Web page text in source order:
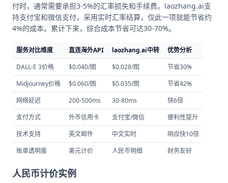
付时，通常需要承担3-5%的汇率损失和手续费。laozhang.ai支
持支付宝和微信支付，采用实时汇率结算，仅此一项就能节省约
4%的成本。累计下来，综合成本节省可达30-70%。
服务对比维度 直连海外API laozhang.ai中转
优势分析
DALL-E 3价格
$0.040/图 $0.028/图
节省30%
Midjourney价格
$0.060/图 $0.035/图
节省42%
网络延迟
200-500ms 30-80ms
快6倍
支付方式
外币信用卡 支付宝/微信
便利性提升
技术支持
英文邮件 中文实时
响应快10倍
账单透明度
美元计价 人民币明细 财务友好
人民币计价实例